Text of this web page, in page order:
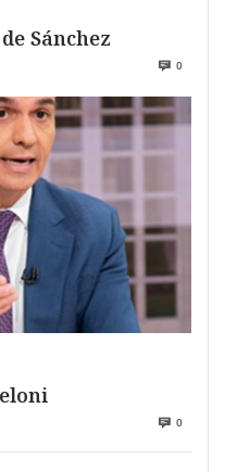
Sánchez
0
Meloni
0